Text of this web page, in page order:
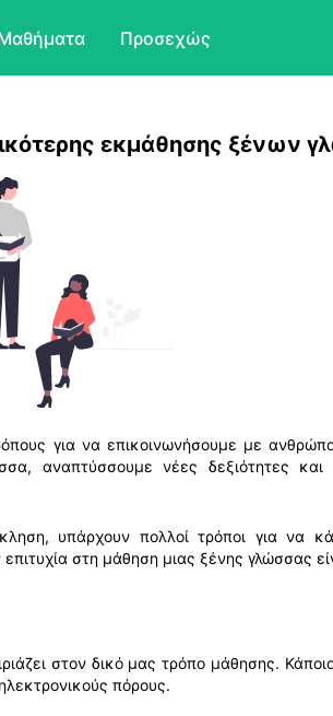
Μαθήματα Προσεχώς
εκμάθησης ξένων
για να επικοινωνήσουμε με
αναπτύσσουμε νέες δεξιότητες και
υπάρχουν πολλοί τρόποι για να
στη μάθηση μιας ξένης γλώσσας
στον δικό μας τρόπο μάθησης.
πόρους.